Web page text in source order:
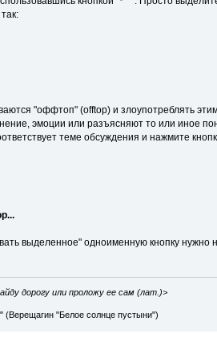
"оффтоп" (offtop) и злоупотреблять
эмоции или разъясняют то или иное
теме обсуждения и нажмите
выделенное" одноименную кнопку нужно
дорогу или проложу ее сам (лат.)>
(Верещагин "Белое солнце пустыни")